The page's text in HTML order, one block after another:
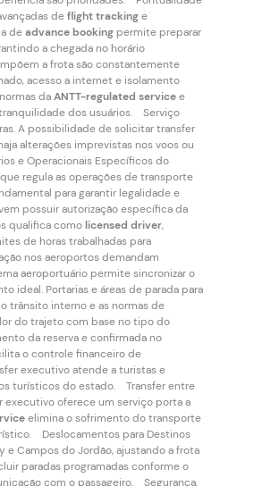
deflight trackinge
deadvance booking permite preparar
a chegada no horário
a frota são constantemente
acesso a internet e isolamento
daANTT-regulated servicee
dos usuários. Serviço
A possibilidade de solicitar transfer
alterações imprevistas nos voos ou
e Operacionais Específicos do
regula as operações de transporte
para garantir legalidade e
possuir autorização específica da
qualifica comolicensed driver,
de horas trabalhadas para
nos aeroportos demandam
aeroportuário permite sincronizar o
ideal. Portarias e áreas de parada para
trânsito interno e as normas de
do trajeto com base no tipo do
da reserva e confirmada no
o controle financeiro de
executivo atende a turistas e
turísticos do estado. Transfer entre
executivo oferece um serviço porta a
elimina o sofrimento do transporte
Deslocamentos para Destinos
Campos do Jordão, ajustando a frota
paradas programadas conforme o
com o passageiro. Segurança,